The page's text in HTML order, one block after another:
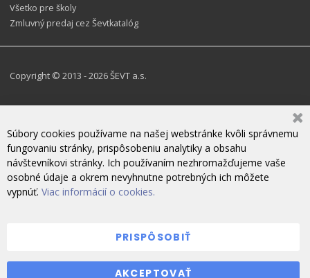
Všetko pre školy
Zmluvný predaj cez Ševtkatalóg
Copyright © 2013 - 2026 ŠEVT a.s.
ZANECHAJTE NÁM SPRÁVU
Súbory cookies používame na našej webstránke kvôli správnemu
fungovaniu stránky, prispôsobeniu analytiky a obsahu
návštevníkovi stránky. Ich používaním nezhromažďujeme vaše
osobné údaje a okrem nevyhnutne potrebných ich môžete
vypnúť. Viac informácií o cookies.
AKCEPTOVAŤ
PRISPÔSOBIŤ